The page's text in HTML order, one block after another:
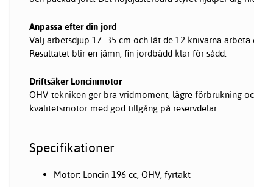
Anpassa efter din jord
Välj arbetsdjup 17–35 cm och låt de 12 knivarna
Resultatet blir en jämn, fin jordbädd klar för sådd.
Driftsäker Loncinmotor
OHV-tekniken ger bra vridmoment, lägre förbrukning
kvalitetsmotor med god tillgång på reservdelar.
Specifikationer
Motor: Loncin 196 cc, OHV, fyrtakt